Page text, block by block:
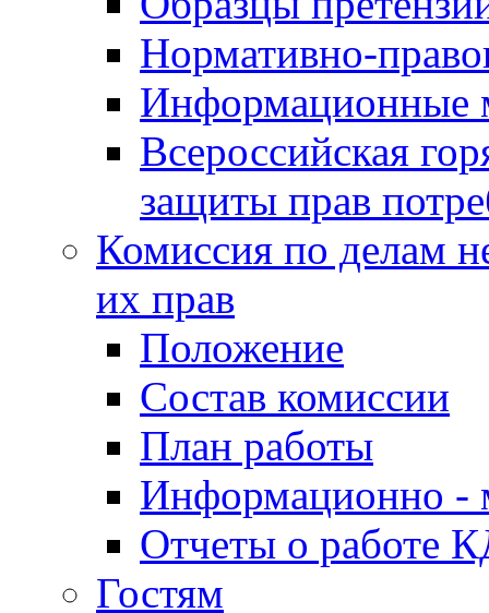
Нормативно-
Информационные
Всероссийская
защиты прав
Комиссия по делам
их прав
Положение
Состав комиссии
План работы
Информационно -
Отчеты о работе
Гостям